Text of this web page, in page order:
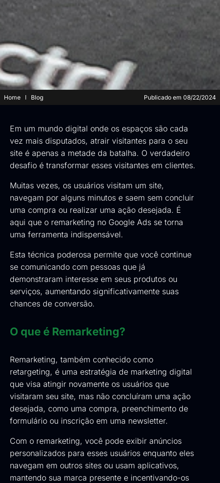
Home Blog Publicado em 08/22/2024
Em um mundo digital onde os espaços são cada
vez mais disputados, atrair visitantes para o seu
site é apenas a metade da batalha. O verdadeiro
desafio é transformar esses visitantes em clientes.
Muitas vezes, os usuários visitam um site,
navegam por alguns minutos e saem sem concluir
uma compra ou realizar uma ação desejada. É
aqui que o remarketing no Google Ads se torna
uma ferramenta indispensável.
Esta técnica poderosa permite que você continue
se comunicando com pessoas que já
demonstraram interesse em seus produtos ou
serviços, aumentando significativamente suas
chances de conversão.
O que é Remarketing?
Remarketing, também conhecido como
retargeting, é uma estratégia de marketing digital
que visa atingir novamente os usuários que
visitaram seu site, mas não concluíram uma ação
desejada, como uma compra, preenchimento de
formulário ou inscrição em uma newsletter.
Com o remarketing, você pode exibir anúncios
personalizados para esses usuários enquanto eles
navegam em outros sites ou usam aplicativos,
mantendo sua marca presente e incentivando-os